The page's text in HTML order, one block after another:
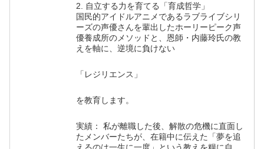
2. 自立する力を育てる「育成哲学」
国民的アイドルアニメであるラブライブシリ
ーズの声優さんを輩出したホーリーピーク声
優養成所のメソッドと、恩師・内藤玲氏の教
えを軸に、逆境に負けない
「レジリエンス」
を教育します。
実績： 私が離職した後、解散の危機に直面し
たメンバーたちが、在籍中に伝えた「夢を追
えるのは一生に一度」という教えを糧に自